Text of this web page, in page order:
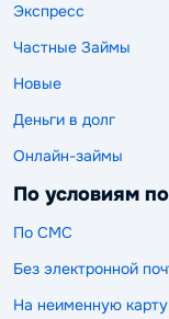
Экспресс
Частные Займы
Новые
Деньги в долг
Онлайн-займы
По условиям
По СМС
Без электронной
На неименную карту